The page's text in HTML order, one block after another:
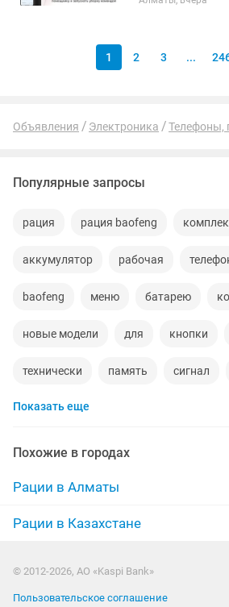
использовать 2 раза
1 2 3 ...
Объявления Электроника Телефоны,
Популярные запросы
рация рация baofeng
аккумулятор рабочая
baofeng меню батарею
новые модели для кнопки
технически память сигнал
охра аккумулятор 12
4 часа работа
компьютер 10 usb 3
работа 2 режим 9
Показать еще
Похожие в городах
Рации в Алматы
Рации в Казахстане
© 2012-2026, АО «Kaspi Bank»
Пользовательское соглашение